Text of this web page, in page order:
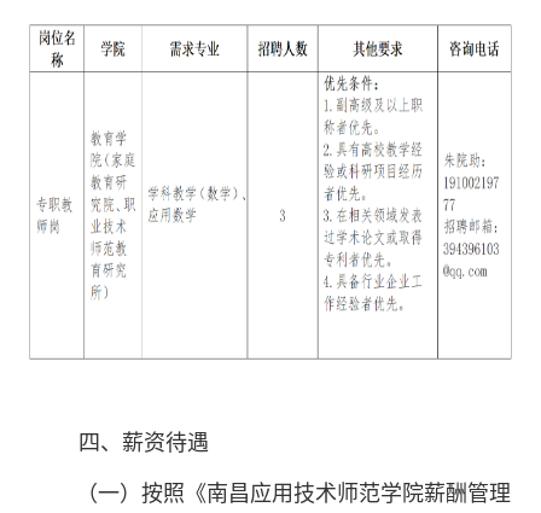
四、薪资待遇
（一）按照《南昌应用技术师范学院薪酬管理